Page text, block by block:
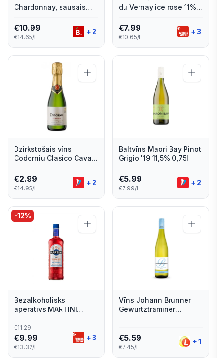
Chardonnay, sausais
€10.99
€14.65/l
+ 2
du Vernay ice rose 11%
€7.99
€10.65/l
+3
Dzirkstošais vīns
Codorniu Clasico Cava
€2.99
€14.95/l
+ 2
Baltvīns Maori Bay Pinot
Grigio '19 11,5% 0,75l
€5.99
€7.99/l
+ 2
-12%
Bezalkoholisks
aperatīvs MARTINI
€11.29
€9.99
€13.32/l
+3
Vīns Johann Brunner
Gewurtztraminer
€5.59
€7.45/l
+1